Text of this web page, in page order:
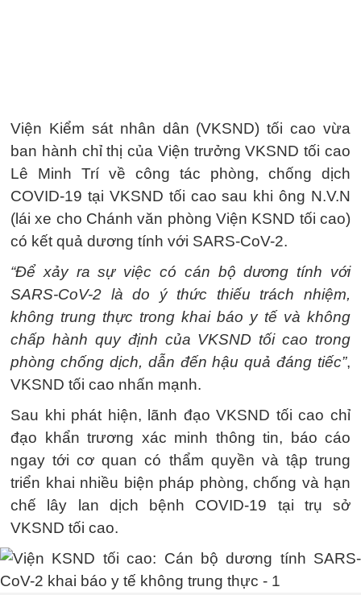
Viện Kiểm sát nhân dân (VKSND) tối cao vừa
ban hành chỉ thị của Viện trưởng VKSND tối cao
Lê Minh Trí về công tác phòng, chống dịch
COVID-19 tại VKSND tối cao sau khi ông N.V.N
(lái xe cho Chánh văn phòng Viện KSND tối cao)
có kết quả dương tính với SARS-CoV-2.
“Để xảy ra sự việc có cán bộ dương tính với
SARS-CoV-2 là do ý thức thiếu trách nhiệm,
không trung thực trong khai báo y tế và không
chấp hành quy định của VKSND tối cao trong
phòng chống dịch, dẫn đến hậu quả đáng tiếc”,
VKSND tối cao nhấn mạnh.
Sau khi phát hiện, lãnh đạo VKSND tối cao chỉ
đạo khẩn trương xác minh thông tin, báo cáo
ngay tới cơ quan có thẩm quyền và tập trung
triển khai nhiều biện pháp phòng, chống và hạn
chế lây lan dịch bệnh COVID-19 tại trụ sở
VKSND tối cao.